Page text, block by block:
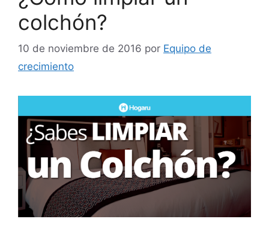
colchón?
10 de noviembre de 2016 por Equipo de
crecimiento